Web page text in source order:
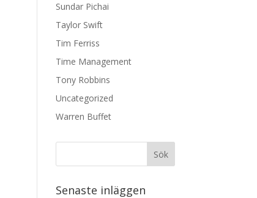
Sundar Pichai
Taylor Swift
Tim Ferriss
Time Management
Tony Robbins
Uncategorized
Warren Buffet
Senaste inläggen